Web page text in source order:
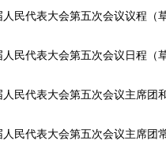
民代表大会第五次会议议程（
民代表大会第五次会议日程（
民代表大会第五次会议主席团
民代表大会第五次会议主席团